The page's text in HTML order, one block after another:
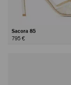
Sacora 85
795 €